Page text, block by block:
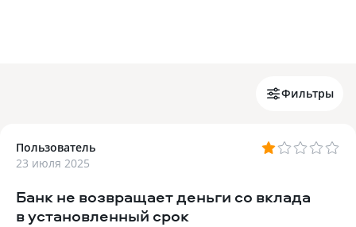
Фильтры
Пользователь
23 июля 2025
Банк не возвращает деньги со вклада
в установленный срок